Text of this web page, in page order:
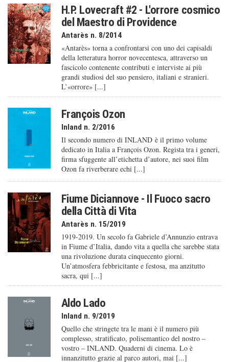
H.P. Lovecraft #2 - L'orrore cosmico
del Maestro di Providence
Antarès n. 8/2014
«Antarès» torna a confrontarsi con uno dei capisaldi
della letteratura horror novecentesca, attraverso un
fascicolo contenente contributi e interviste ai più
grandi studiosi del suo pensiero, italiani e stranieri.
L’«orrore» [...]
François Ozon
Inland n. 2/2016
Il secondo numero di INLAND è il primo volume
dedicato in Italia a François Ozon. Regista tra i generi,
firma sfuggente all’etichetta d’autore, nei suoi film
Ozon fa riverberare echi [...]
Fiume Diciannove - Il Fuoco sacro
della Città di Vita
Antarès n. 15/2019
1919-2019. Un secolo fa Gabriele d’Annunzio entrava
in Fiume d’Italia, dando vita a quella che sarebbe stata
una rivoluzione durata cinquecento giorni.
Un’atmosfera febbricitante e festosa, ma anzitutto
sacra, qui [...]
Aldo Lado
Inland n. 9/2019
Quello che stringete tra le mani è il numero più
complesso, stratificato, polisemantico del nostro –
vostro – INLAND. Quaderni di cinema. Lo è
innanzitutto grazie al parco autori, mai [...]